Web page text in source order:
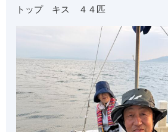
トップ キス ４４匹